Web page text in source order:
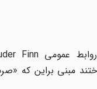
عمومیFinn
مبنی براین که